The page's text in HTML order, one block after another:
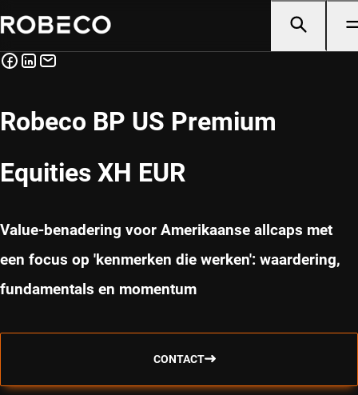
Robeco BP US Premium
Equities XH EUR
Value-benadering voor Amerikaanse allcaps met
een focus op 'kenmerken die werken': waardering,
fundamentals en momentum
CONTACT